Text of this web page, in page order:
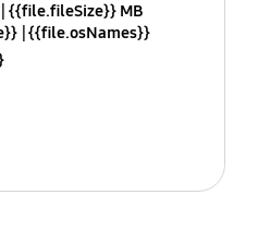
{{file.fileSize}} MB
{{file.osNames}}